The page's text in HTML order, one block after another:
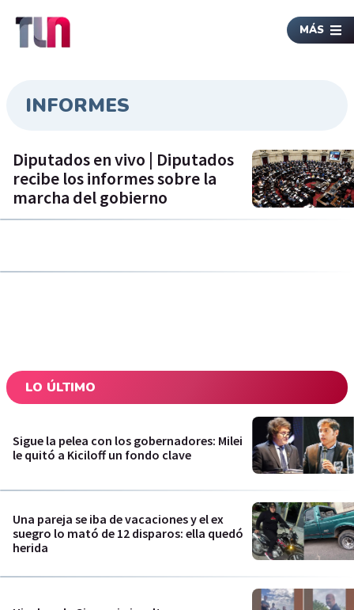
MÁS
INFORMES
Diputados en vivo | Diputados
recibe los informes sobre la
marcha del gobierno
LO ÚLTIMO
Sigue la pelea con los gobernadores: Milei
le quitó a Kiciloff un fondo clave
Una pareja se iba de vacaciones y el ex
suegro lo mató de 12 disparos: ella quedó
herida